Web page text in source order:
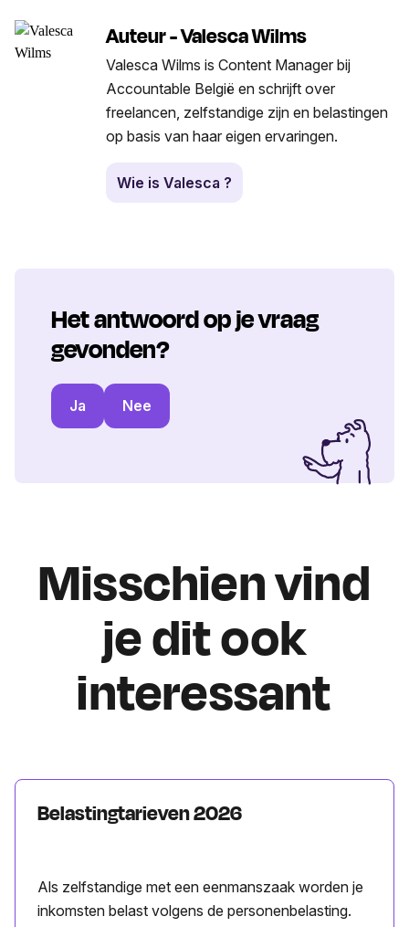
Auteur - Valesca Wilms
Valesca Wilms is Content Manager bij
Accountable België en schrijft over
freelancen, zelfstandige zijn en belastingen
op basis van haar eigen ervaringen.
Wie is Valesca ?
Het antwoord op je vraag
gevonden?
Ja Nee
Misschien vind
je dit ook
interessant
Belastingtarieven 2026
Als zelfstandige met een eenmanszaak worden je
inkomsten belast volgens de personenbelasting.